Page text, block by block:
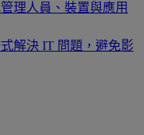
理人員、裝置與應用
解決 IT 問題，避免影